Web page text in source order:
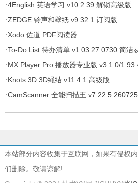
·4English 英语学习 v10.2.39 解锁高级版
·ZEDGE 铃声和壁纸 v9.32.1 订阅版
·Xodo 佐道 PDF阅读器
·To-Do List 待办清单 v1.03.27.0730 简洁
软件，解锁专业版
·MX Player Pro 播放器专业版 v3.1.0/
·Knots 3D 3D绳结 v11.4.1 高级版
·CamScanner 全能扫描王
本站部分内容收集于互联网，如果有侵权
们删除。敬请谅解!